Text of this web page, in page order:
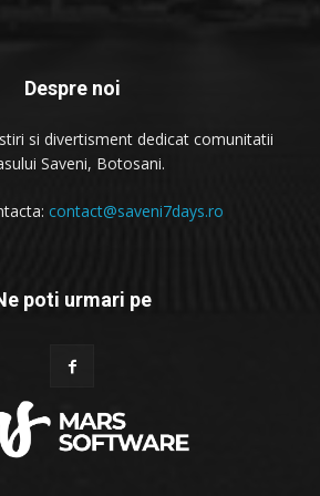
Despre noi
si divertisment dedicat comunitatii
Saveni, Botosani.
contact@saveni7days.ro
poti urmari pe